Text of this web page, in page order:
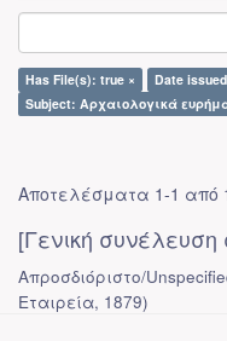
Has File(s): true ×
Date
Subject: Αρχαιολογικά
Αποτελέσματα 1-1 από
[Γενική συνέλευση
Απροσδιόριστο/
Εταιρεία, 1879)